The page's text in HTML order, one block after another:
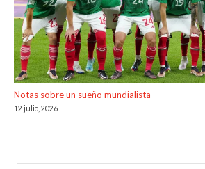
Notas sobre un sueño mundialista
12 julio, 2026